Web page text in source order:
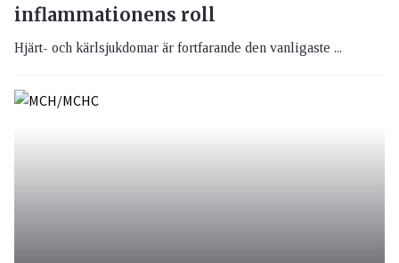
inflammationens roll
Hjärt- och kärlsjukdomar är fortfarande den vanligaste ...